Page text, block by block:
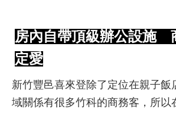
房內自帶頂級辦公設施
定愛
新竹豐邑喜來登除了定位在親子飯
域關係有很多竹科的商務客，所以